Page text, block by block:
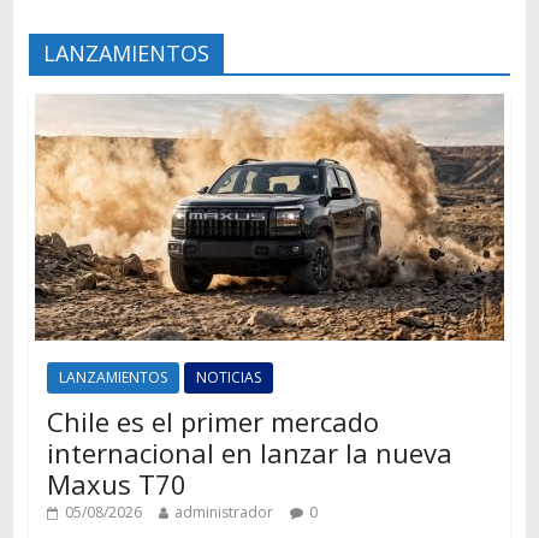
LANZAMIENTOS
LANZAMIENTOS NOTICIAS
Chile es el primer mercado
internacional en lanzar la nueva
Maxus T70
05/08/2026 administrador 0